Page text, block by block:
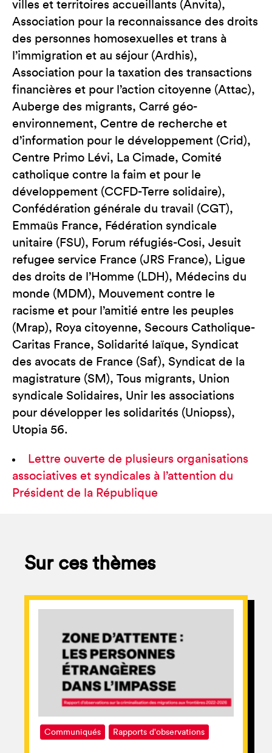
villes et territoires accueillants (Anvita),
Association pour la reconnaissance des droits
des personnes homosexuelles et trans à
l’immigration et au séjour (Ardhis),
Association pour la taxation des transactions
financières et pour l’action citoyenne (Attac),
Auberge des migrants, Carré géo-
environnement, Centre de recherche et
d’information pour le développement (Crid),
Centre Primo Lévi, La Cimade, Comité
catholique contre la faim et pour le
développement (CCFD-Terre solidaire),
Confédération générale du travail (CGT),
Emmaüs France, Fédération syndicale
unitaire (FSU), Forum réfugiés-Cosi, Jesuit
refugee service France (JRS France), Ligue
des droits de l’Homme (LDH), Médecins du
monde (MDM), Mouvement contre le
racisme et pour l’amitié entre les peuples
(Mrap), Roya citoyenne, Secours Catholique-
Caritas France, Solidarité laïque, Syndicat
des avocats de France (Saf), Syndicat de la
magistrature (SM), Tous migrants, Union
syndicale Solidaires, Unir les associations
pour développer les solidarités (Uniopss),
Utopia 56.
Lettre ouverte de plusieurs organisations
associatives et syndicales à l’attention du
Président de la République
Sur ces thèmes
Communiqués Rapports d'observations